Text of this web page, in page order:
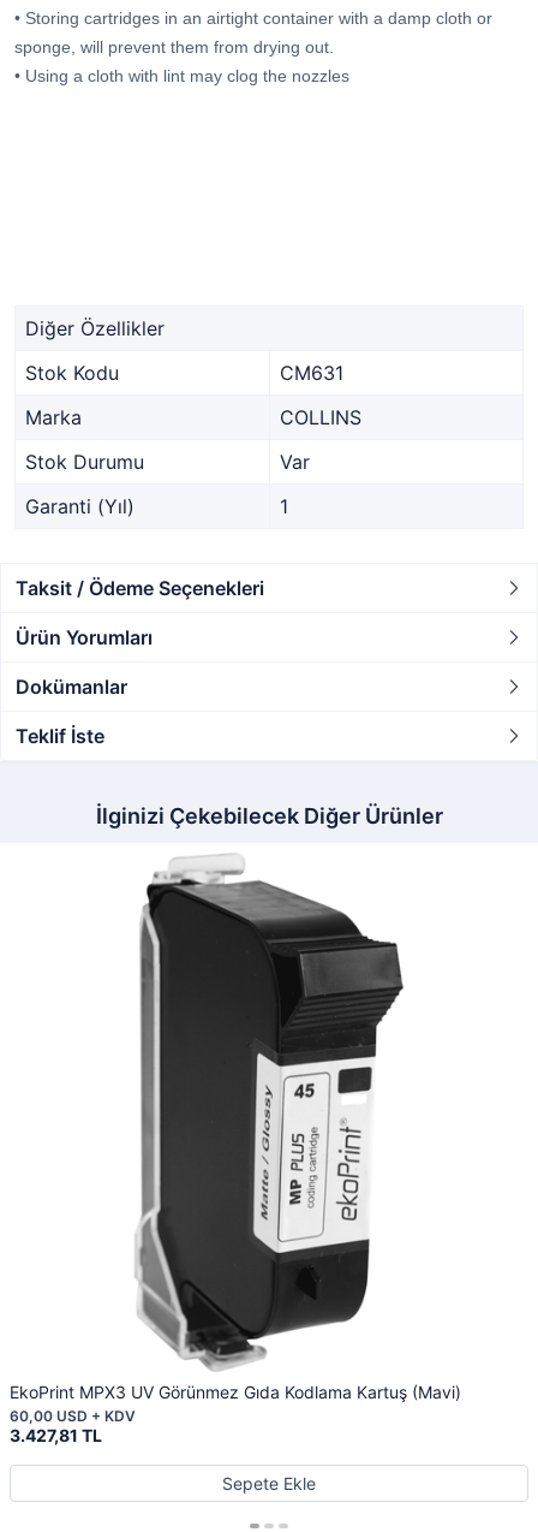
• Storing cartridges in an airtight container with a damp cloth or
sponge, will prevent them from drying out.
• Using a cloth with lint may clog the nozzles
Diğer Özellikler
Stok Kodu
CM631
Marka
COLLINS
Stok Durumu
Var
Garanti (Yıl)
1
Taksit / Ödeme Seçenekleri
Ürün Yorumları
Dokümanlar
Teklif İste
İlginizi Çekebilecek Diğer Ürünler
EkoPrint MPX3 UV Görünmez Gıda Kodlama Kartuş (Mavi)
3.427,81 TL
60,00 USD + KDV
Sepete Ekle